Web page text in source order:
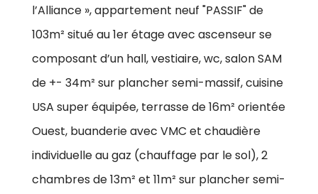
l’Alliance », appartement neuf "PASSIF" de
103m² situé au 1er étage avec ascenseur se
composant d’un hall, vestiaire, wc, salon SAM
de +- 34m² sur plancher semi-massif, cuisine
USA super équipée, terrasse de 16m² orientée
Ouest, buanderie avec VMC et chaudière
individuelle au gaz (chauffage par le sol), 2
chambres de 13m² et 11m² sur plancher semi-